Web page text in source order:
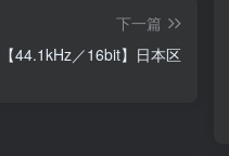
下一篇
44.1kHz／16bit】日本区